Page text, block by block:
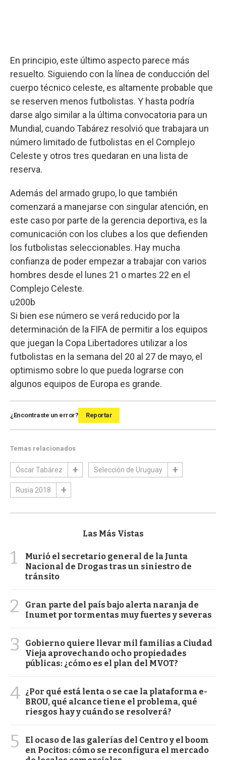
En principio, este último aspecto parece más
resuelto. Siguiendo con la línea de conducción del
cuerpo técnico celeste, es altamente probable que
se reserven menos futbolistas. Y hasta podría
darse algo similar a la última convocatoria para un
Mundial, cuando Tabárez resolvió que trabajara un
número limitado de futbolistas en el Complejo
Celeste y otros tres quedaran en una lista de
reserva.
Además del armado grupo, lo que también
comenzará a manejarse con singular atención, en
este caso por parte de la gerencia deportiva, es la
comunicación con los clubes a los que defienden
los futbolistas seleccionables. Hay mucha
confianza de poder empezar a trabajar con varios
hombres desde el lunes 21 o martes 22 en el
Complejo Celeste.
u200b
Si bien ese número se verá reducido por la
determinación de la FIFA de permitir a los equipos
que juegan la Copa Libertadores utilizar a los
futbolistas en la semana del 20 al 27 de mayo, el
optimismo sobre lo que pueda lograrse con
algunos equipos de Europa es grande.
¿Encontraste un error? Reportar
Temas relacionados
Óscar Tabárez Selección de Uruguay
Rusia 2018
Las Más Vistas
1
Murió el secretario general de la Junta
Nacional de Drogas tras un siniestro de
tránsito
2
Gran parte del país bajo alerta naranja de
Inumet por tormentas muy fuertes y severas
3
Gobierno quiere llevar mil familias a Ciudad
Vieja aprovechando ocho propiedades
públicas: ¿cómo es el plan del MVOT?
4 ¿Por qué está lenta o se cae la plataforma e-
BROU, qué alcance tiene el problema, qué
riesgos hay y cuándo se resolverá?
5
El ocaso de las galerías del Centro y el boom
en Pocitos: cómo se reconfigura el mercado